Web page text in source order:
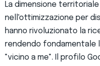
La dimensione
nell'ottimizzazione per
hanno rivoluzionato la
rendendo fondamentale
"vicino a me". Il profilo